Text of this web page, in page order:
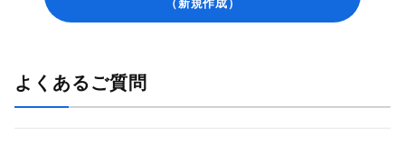
（新規作成）
よくあるご質問